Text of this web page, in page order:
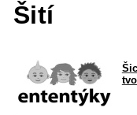
Šití